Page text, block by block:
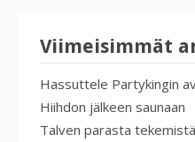
Viimeisimmät
Hassuttele Partykingin
Hiihdon jälkeen saunaan
Talven parasta tekemistä